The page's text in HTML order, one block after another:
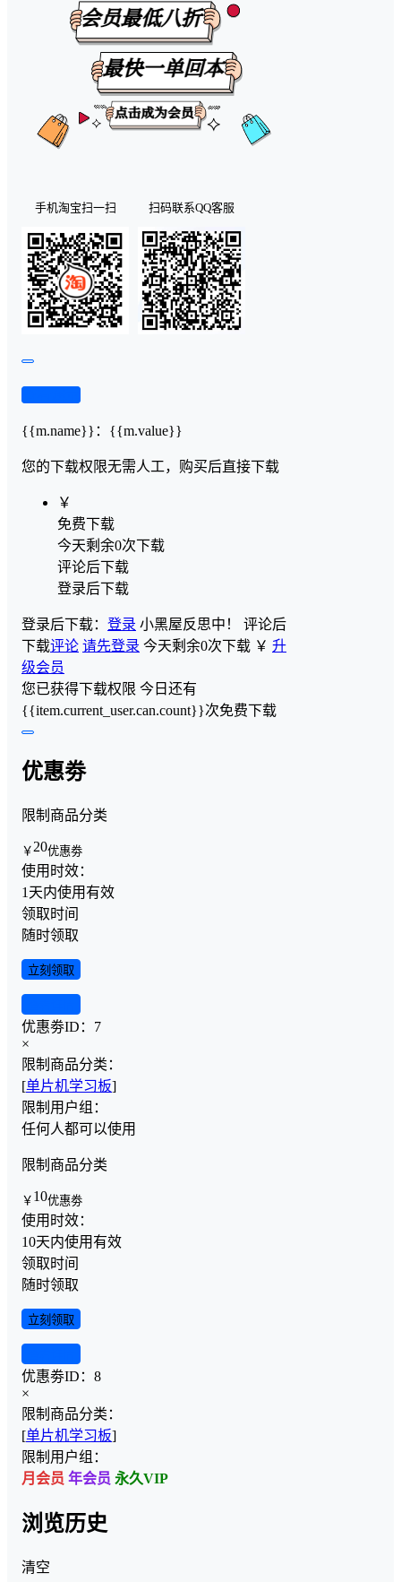
手机淘宝扫一扫 扫码联系QQ客服
{{m.name}} ： {{m.value}}
您的下载权限无需人工，购买后直接下载
￥
免费下载
今天剩余0次下载
评论后下载
登录后下载
登录后下载： 登录 小黑屋反思中！ 评论后
下载评论 请先登录 今天剩余0次下载 ￥ 升
级会员
您已获得下载权限 今日还有
{{item.current_user.can.count}}次免费下载
优惠劵
限制商品分类
￥ 20优惠劵
使用时效：
1天内使用有效
领取时间
随时领取
立刻领取
优惠劵ID： 7
×
限制商品分类：
[单片机学习板]
限制用户组：
任何人都可以使用
限制商品分类
￥ 10优惠劵
使用时效：
10天内使用有效
领取时间
随时领取
立刻领取
优惠劵ID： 8
×
限制商品分类：
[单片机学习板]
限制用户组：
月会员 年会员 永久VIP
浏览历史
清空